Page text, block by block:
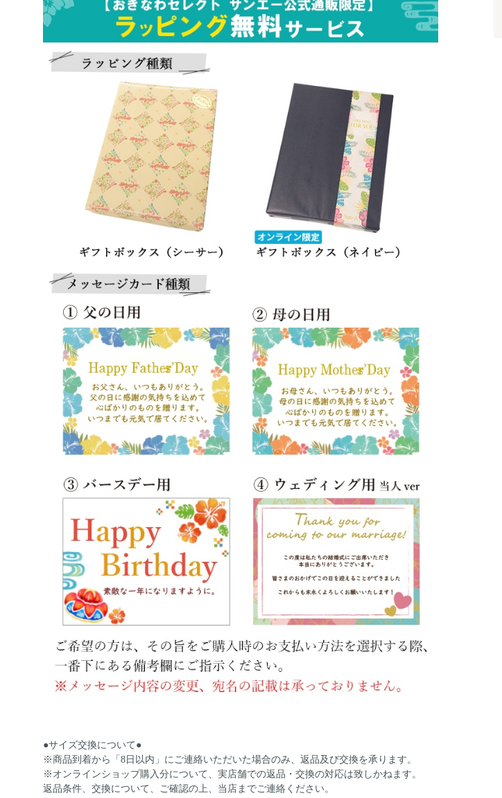
●サイズ交換について●
※商品到着から「8日以内」にご連絡いただいた場合のみ、返品及び交換を承ります。
※オンラインショップ購入分について、実店舗での返品・交換の対応は致しかねます。
返品条件、交換について、ご確認の上、当店までご連絡ください。